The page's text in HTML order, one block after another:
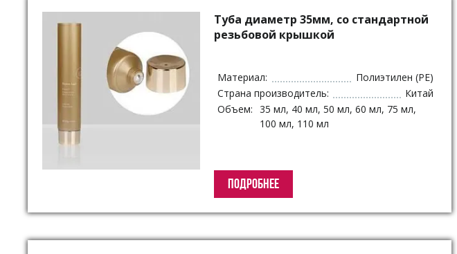
Туба диаметр 35мм, со стандартной
резьбовой крышкой
Материал:
Полиэтилен (PE)
Страна производитель:
Китай
Объем: 35 мл, 40 мл, 50 мл, 60 мл, 75 мл,
100 мл, 110 мл
ПОДРОБНЕЕ